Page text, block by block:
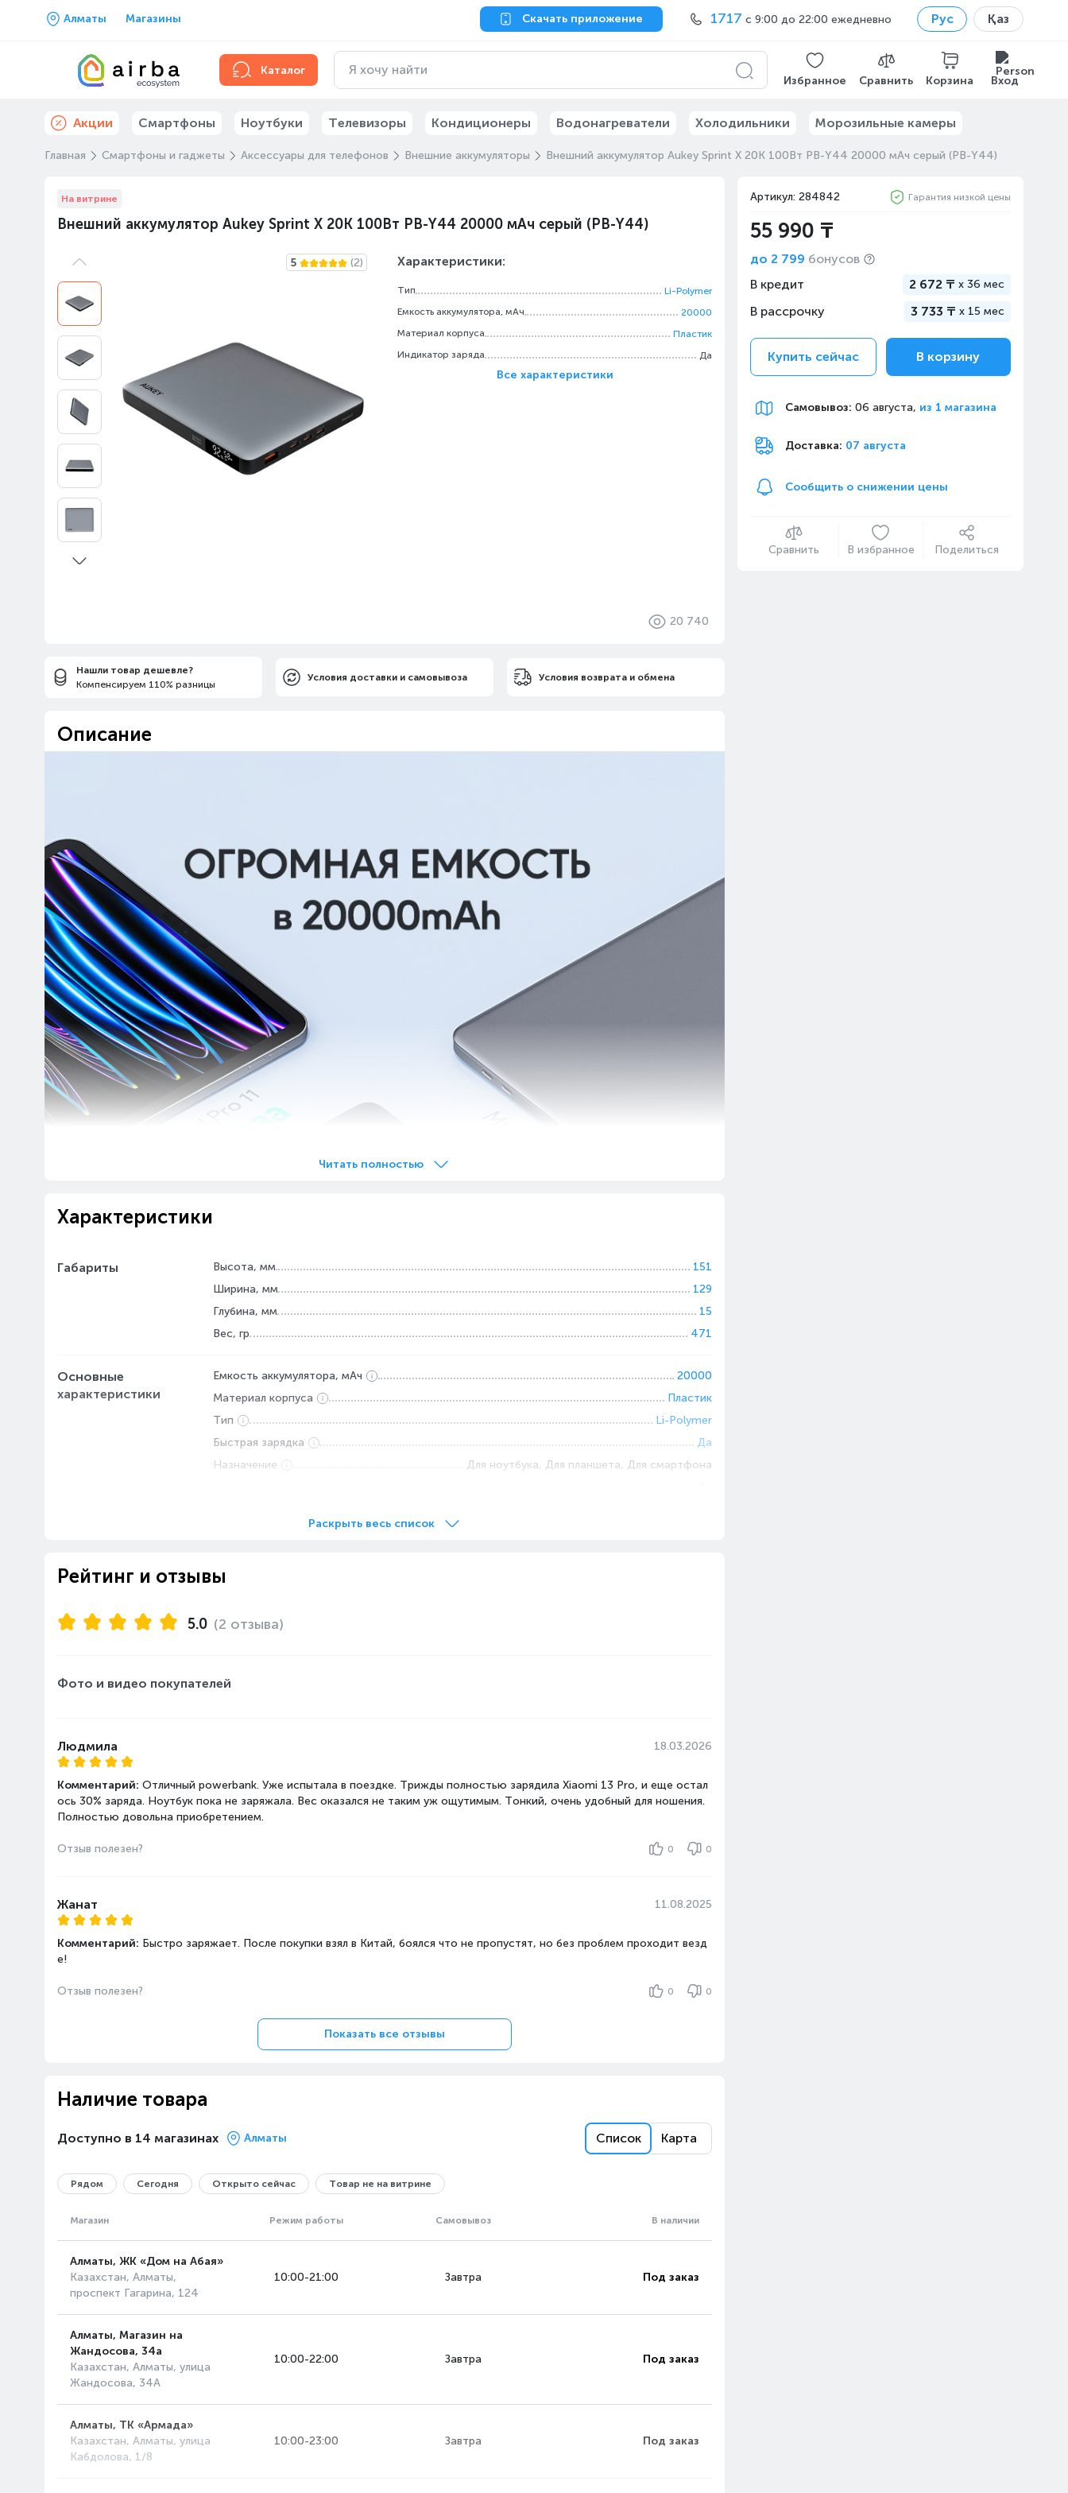
Алматы Магазины Скачать приложение 1717 с 9:00 до 22:00 ежедневно Рус Қаз
Каталог
Избранное Сравнить Корзина Вход
Акции Смартфоны Ноутбуки Телевизоры Кондиционеры Водонагреватели Холодильники Морозильные камеры
Главная Смартфоны и гаджеты Аксессуары для телефонов Внешние аккумуляторы Внешний аккумулятор Aukey Sprint X 20K 100Вт PB-Y44 20000 мАч серый (PB-Y44)
На витрине
Внешний аккумулятор Aukey Sprint X 20K 100Вт PB-Y44 20000 мАч серый (PB-Y44)
5 (2) Характеристики:
Тип
Li-Polymer
Емкость аккумулятора, мАч
20000
Материал корпуса
Пластик
Индикатор заряда
Да
Все характеристики
20 740
Артикул: 284842 Гарантия низкой цены
55 990 ₸
до 2 799 бонусов
В кредит
2 672 ₸ x 36 мес
В рассрочку 3 733 ₸ x 15 мес
Купить сейчас В корзину
Самовывоз: 06 августа, из 1 магазина
Доставка: 07 августа
Сообщить о снижении цены
Сравнить В избранное Поделиться
Нашли товар дешевле?
Компенсируем 110% разницы
Условия доставки и самовывоза Условия возврата и обмена
Описание
Читать полностью
Характеристики
Габариты Высота, мм
151
Ширина, мм
129
Глубина, мм
15
Вес, гр
471
Основные
характеристики
Емкость аккумулятора, мАч
20000
Материал корпуса
Пластик
Тип
Li-Polymer
Быстрая зарядка
Да
Назначение
Для ноутбука, Для планшета, Для смартфона
Раскрыть весь список
Рейтинг и отзывы
5.0 (2 отзыва)
Фото и видео покупателей
Людмила 18.03.2026
Комментарий: Отличный powerbank. Уже испытала в поездке. Трижды полностью зарядила Xiaomi 13 Pro, и еще остал
ось 30% заряда. Ноутбук пока не заряжала. Вес оказался не таким уж ощутимым. Тонкий, очень удобный для ношения.
Полностью довольна приобретением.
Отзыв полезен? 0 0
Жанат 11.08.2025
Комментарий: Быстро заряжает. После покупки взял в Китай, боялся что не пропустят, но без проблем проходит везд
е!
Отзыв полезен? 0 0
Показать все отзывы
Наличие товара
Доступно в 14 магазинах Алматы Список Карта
Рядом Сегодня Открыто сейчас Товар не на витрине
Магазин Режим работы Самовывоз В наличии
Алматы, ЖК «Дом на Абая»
Казахстан, Алматы,
проспект Гагарина, 124
10:00-21:00 Завтра Под заказ
Алматы, Магазин на
Жандосова, 34а
Казахстан, Алматы, улица
Жандосова, 34А
10:00-22:00 Завтра Под заказ
Алматы, ТК «Армада»
Казахстан, Алматы, улица
Кабдолова, 1/8
10:00-23:00 Завтра Под заказ